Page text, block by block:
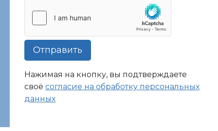
Отправить
Нажимая на кнопку, вы подтверждаете
своё согласие на обработку персональных
данных